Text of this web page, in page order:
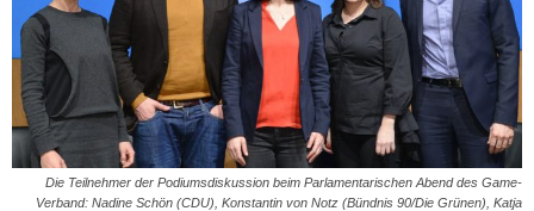
Die Teilnehmer der Podiumsdiskussion beim Parlamentarischen Abend des Game-
Verband: Nadine Schön (CDU), Konstantin von Notz (Bündnis 90/Die Grünen), Katja